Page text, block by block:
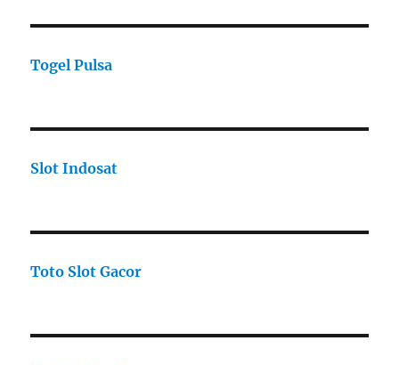
Togel Pulsa
Slot Indosat
Toto Slot Gacor